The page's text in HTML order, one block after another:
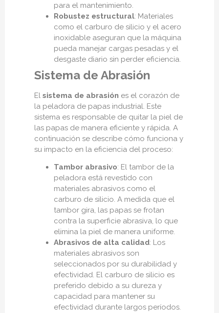
para el mantenimiento.
Robustez estructural: Materiales
como el carburo de silicio y el acero
inoxidable aseguran que la máquina
pueda manejar cargas pesadas y el
desgaste diario sin perder eficiencia.
Sistema de Abrasión
El sistema de abrasión es el corazón de
la peladora de papas industrial. Este
sistema es responsable de quitar la piel de
las papas de manera eficiente y rápida. A
continuación se describe cómo funciona y
su impacto en la eficiencia del proceso:
Tambor abrasivo: El tambor de la
peladora está revestido con
materiales abrasivos como el
carburo de silicio. A medida que el
tambor gira, las papas se frotan
contra la superficie abrasiva, lo que
elimina la piel de manera uniforme.
Abrasivos de alta calidad: Los
materiales abrasivos son
seleccionados por su durabilidad y
efectividad. El carburo de silicio es
preferido debido a su dureza y
capacidad para mantener su
efectividad durante largos períodos.